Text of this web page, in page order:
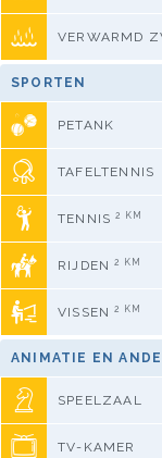
VERWARMD
SPORTEN
PETANK
TAFELTENNIS
TENNIS2 KM
RIJDEN2 KM
VISSEN2 KM
ANIMATIE EN
SPEELZAAL
TV-KAMER